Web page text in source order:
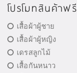
โปรโมทสินค้าฟรี
เสื้อผ้าผู้ชาย
เสื้อผ้าผู้หญิง
เดรสลูกไม้
เสื้อกันหนาว